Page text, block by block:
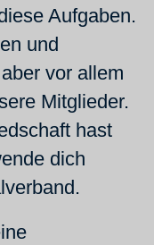
Aufgaben.
und
vor allem
Mitglieder.
hast
dich